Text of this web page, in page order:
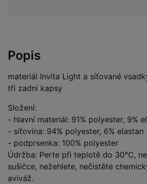
Popis
materiál Invita Light a síťované
tři zadní kapsy
Složení:
- hlavní materiál: 91% polyester, 9%
- síťovina: 94% polyester, 6% elastan
- podprsenka: 100% polyester
Údržba: Perte při teplotě do 30°C,
sušičce, nežehlete, nečistěte
aviváž.